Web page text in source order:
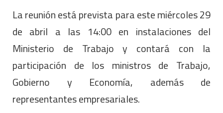
La reunión está prevista para este miércoles 29
de abril a las 14:00 en instalaciones del
Ministerio de Trabajo y contará con la
participación de los ministros de Trabajo,
Gobierno y Economía, además de
representantes empresariales.